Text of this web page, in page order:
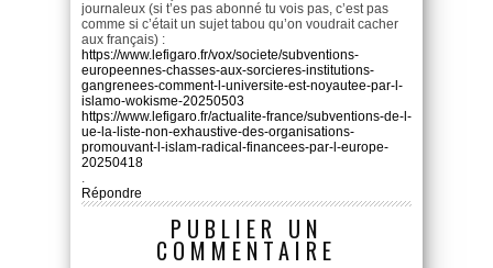
journaleux (si t’es pas abonné tu vois pas, c’est pas
comme si c’était un sujet tabou qu’on voudrait cacher
aux français) :
https://www.lefigaro.fr/vox/societe/subventions-
europeennes-chasses-aux-sorcieres-institutions-
gangrenees-comment-l-universite-est-noyautee-par-l-
islamo-wokisme-20250503
https://www.lefigaro.fr/actualite-france/subventions-de-l-
ue-la-liste-non-exhaustive-des-organisations-
promouvant-l-islam-radical-financees-par-l-europe-
20250418
.
Répondre
PUBLIER UN
COMMENTAIRE